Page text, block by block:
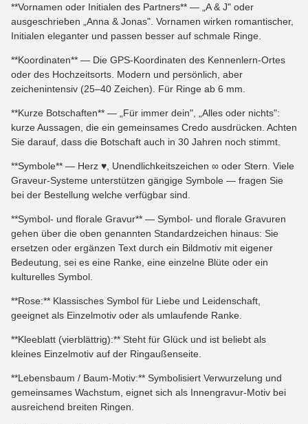
**Vornamen oder Initialen des Partners** — „A & J" oder
ausgeschrieben „Anna & Jonas". Vornamen wirken romantischer,
Initialen eleganter und passen besser auf schmale Ringe.
**Koordinaten** — Die GPS-Koordinaten des Kennenlern-Ortes
oder des Hochzeitsorts. Modern und persönlich, aber
zeichenintensiv (25–40 Zeichen). Für Ringe ab 6 mm.
**Kurze Botschaften** — „Für immer dein", „Alles oder nichts":
kurze Aussagen, die ein gemeinsames Credo ausdrücken. Achten
Sie darauf, dass die Botschaft auch in 30 Jahren noch stimmt.
**Symbole** — Herz ♥, Unendlichkeitszeichen ∞ oder Stern. Viele
Graveur-Systeme unterstützen gängige Symbole — fragen Sie
bei der Bestellung welche verfügbar sind.
**Symbol- und florale Gravur** — Symbol- und florale Gravuren
gehen über die oben genannten Standardzeichen hinaus: Sie
ersetzen oder ergänzen Text durch ein Bildmotiv mit eigener
Bedeutung, sei es eine Ranke, eine einzelne Blüte oder ein
kulturelles Symbol.
**Rose:** Klassisches Symbol für Liebe und Leidenschaft,
geeignet als Einzelmotiv oder als umlaufende Ranke.
**Kleeblatt (vierblättrig):** Steht für Glück und ist beliebt als
kleines Einzelmotiv auf der Ringaußenseite.
**Lebensbaum / Baum-Motiv:** Symbolisiert Verwurzelung und
gemeinsames Wachstum, eignet sich als Innengravur-Motiv bei
ausreichend breiten Ringen.